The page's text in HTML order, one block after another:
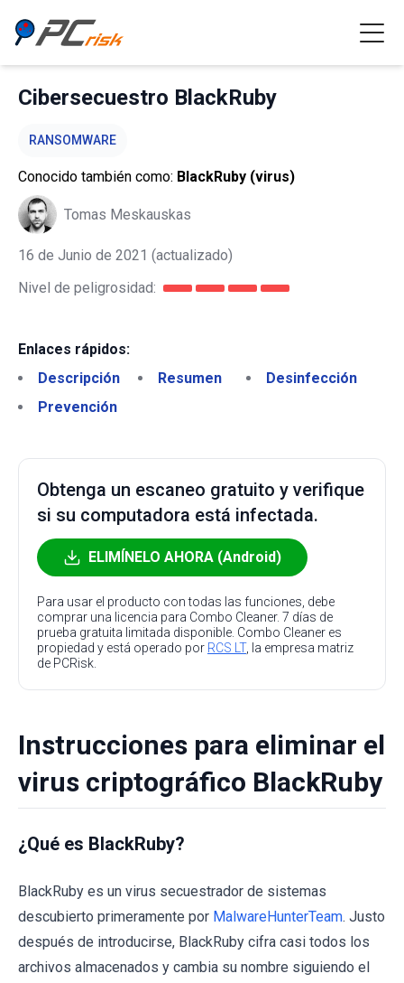
Cibersecuestro BlackRuby
RANSOMWARE
Conocido también como: BlackRuby (virus)
Tomas Meskauskas
16 de Junio de 2021 (actualizado)
Nivel de peligrosidad:
Enlaces rápidos:
Descripción
Resumen
Desinfección
Prevención
Obtenga un escaneo gratuito y verifique
si su computadora está infectada.
ELIMÍNELO AHORA (Android)
Para usar el producto con todas las funciones, debe
comprar una licencia para Combo Cleaner. 7 días de
prueba gratuita limitada disponible. Combo Cleaner es
propiedad y está operado por RCS LT, la empresa matriz
de PCRisk.
Instrucciones para eliminar el
virus criptográfico BlackRuby
¿Qué es BlackRuby?
BlackRuby es un virus secuestrador de sistemas
descubierto primeramente por MalwareHunterTeam. Justo
después de introducirse, BlackRuby cifra casi todos los
archivos almacenados y cambia su nombre siguiendo el